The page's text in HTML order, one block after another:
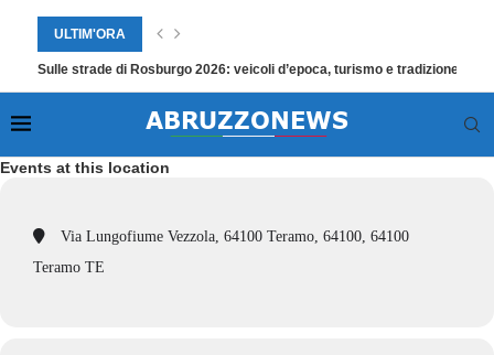
ULTIM'ORA
Sulle strade di Rosburgo 2026: veicoli d’epoca, turismo e tradizione a
Events at this location
Via Lungofiume Vezzola, 64100 Teramo, 64100, 64100
Teramo TE